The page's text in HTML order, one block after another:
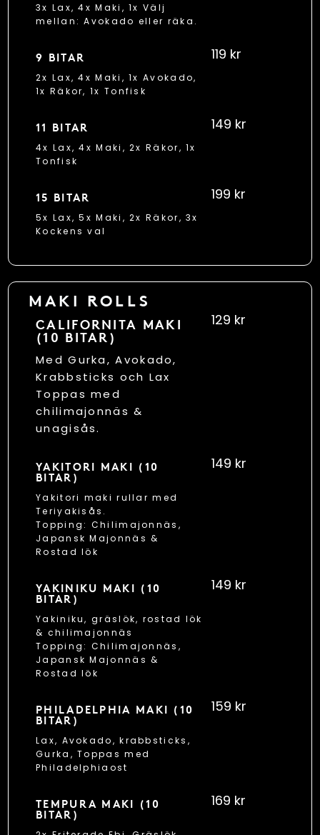
3x Lax, 4x Maki, 1x Välj
mellan: Avokado eller räka.
9 BITAR
2x Lax, 4x Maki, 1x Avokado,
1x Räkor, 1x Tonfisk
119 kr
11 BITAR
4x Lax, 4x Maki, 2x Räkor, 1x
Tonfisk
149 kr
15 BITAR
5x Lax, 5x Maki, 2x Räkor, 3x
Kockens val
199 kr
MAKI ROLLS
CALIFORNITA MAKI
(10 BITAR)
Med Gurka, Avokado,
Krabbsticks och Lax
Toppas med
chilimajonnäs &
unagisås.
129 kr
YAKITORI MAKI (10
BITAR)
Yakitori maki rullar med
Teriyakisås.
Topping: Chilimajonnäs,
Japansk Majonnäs &
Rostad lök
149 kr
YAKINIKU MAKI (10
BITAR)
Yakiniku, gräslök, rostad lök
& chilimajonnäs
Topping: Chilimajonnäs,
Japansk Majonnäs &
Rostad lök
149 kr
PHILADELPHIA MAKI (10
BITAR)
Lax, Avokado, krabbsticks,
Gurka, Toppas med
Philadelphiaost
159 kr
TEMPURA MAKI (10
BITAR)
169 kr